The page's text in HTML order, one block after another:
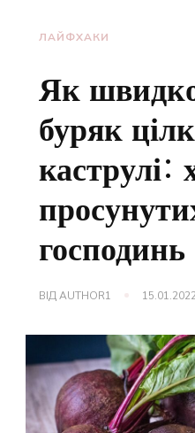
ЛАЙФХАКИ
Як
буряк
каструлі:
господинь
ВІДAUTHOR1